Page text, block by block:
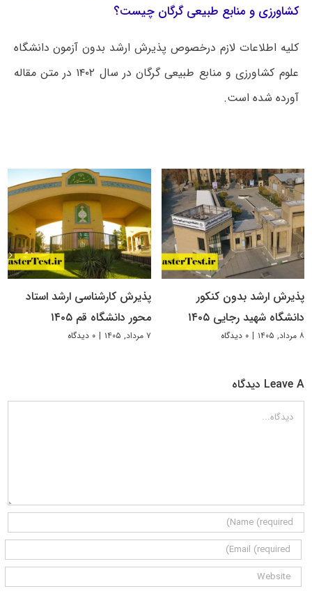
کشاورزی و منابع طبیعی گرگان چیست؟
کلیه اطلاعات لازم درخصوص پذیرش ارشد بدون آزمون دانشگاه
علوم کشاورزی و منابع طبیعی گرگان در سال ۱۴۰۲ در متن مقاله
آورده شده است.
پذیرش ارشد بدون کنکور
دانشگاه شهید رجایی ۱۴۰۵
۸ مرداد, ۱۴۰۵ | ۰ دیدگاه
پذیرش کارشناسی ارشد استاد
محور دانشگاه قم ۱۴۰۵
۷ مرداد, ۱۴۰۵ | ۰ دیدگاه
Leave A دیدگاه
دیدگاه